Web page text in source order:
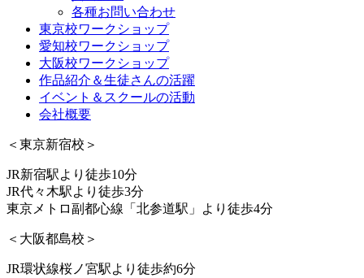
各種お問い合わせ
東京校ワークショップ
愛知校ワークショップ
大阪校ワークショップ
作品紹介＆生徒さんの活躍
イベント＆スクールの活動
会社概要
＜東京新宿校＞
JR新宿駅より徒歩10分
JR代々木駅より徒歩3分
東京メトロ副都心線「北参道駅」より徒歩4分
＜大阪都島校＞
JR環状線桜ノ宮駅より徒歩約6分